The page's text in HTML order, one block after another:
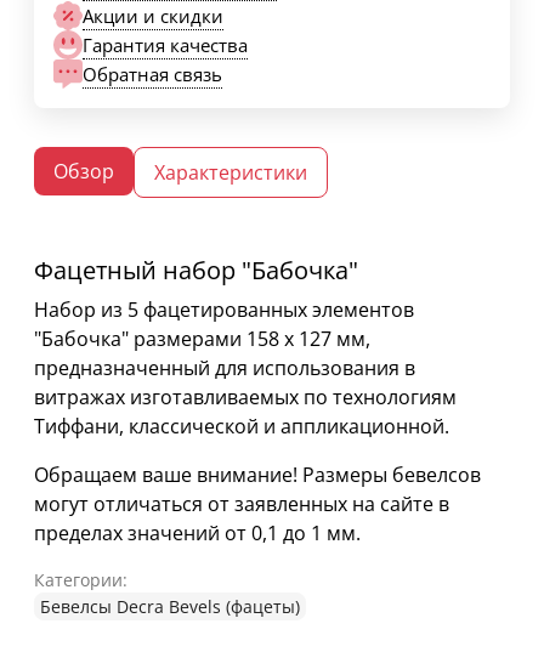
Акции и скидки
Гарантия качества
Обратная связь
Обзор Характеристики
Фацетный набор "Бабочка"
Набор из 5 фацетированных элементов
"Бабочка" размерами 158 х 127 мм,
предназначенный для использования в
витражах изготавливаемых по технологиям
Тиффани, классической и аппликационной.
Обращаем ваше внимание! Размеры бевелсов
могут отличаться от заявленных на сайте в
пределах значений от 0,1 до 1 мм.
Категории:
Бевелсы Decra Bevels (фацеты)